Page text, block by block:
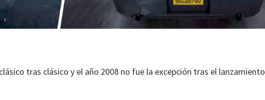
tras clásico y el año 2008 no fue la excepción tras el lanzamiento